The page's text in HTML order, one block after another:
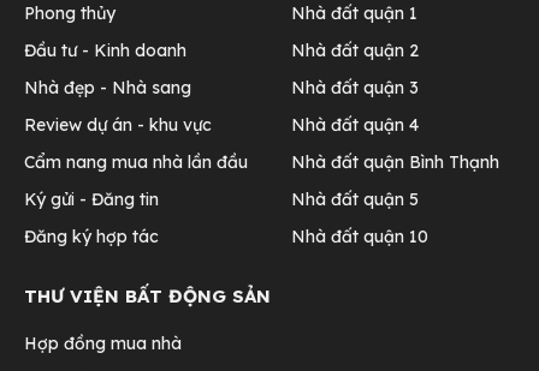
Phong thủy
Đầu tư - Kinh doanh
Nhà đẹp - Nhà sang
Review dự án - khu vực
Cẩm nang mua nhà lần đầu
Ký gửi - Đăng tin
Đăng ký hợp tác
Nhà đất quận 1
Nhà đất quận 2
Nhà đất quận 3
Nhà đất quận 4
Nhà đất quận Bình Thạnh
Nhà đất quận 5
Nhà đất quận 10
THƯ VIỆN BẤT ĐỘNG SẢN
Hợp đồng mua nhà